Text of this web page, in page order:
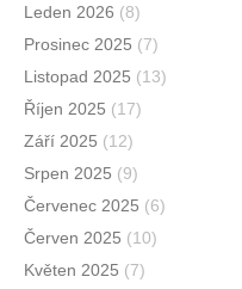
Leden 2026 (8)
Prosinec 2025 (7)
Listopad 2025 (13)
Říjen 2025 (17)
Září 2025 (12)
Srpen 2025 (9)
Červenec 2025 (6)
Červen 2025 (10)
Květen 2025 (7)